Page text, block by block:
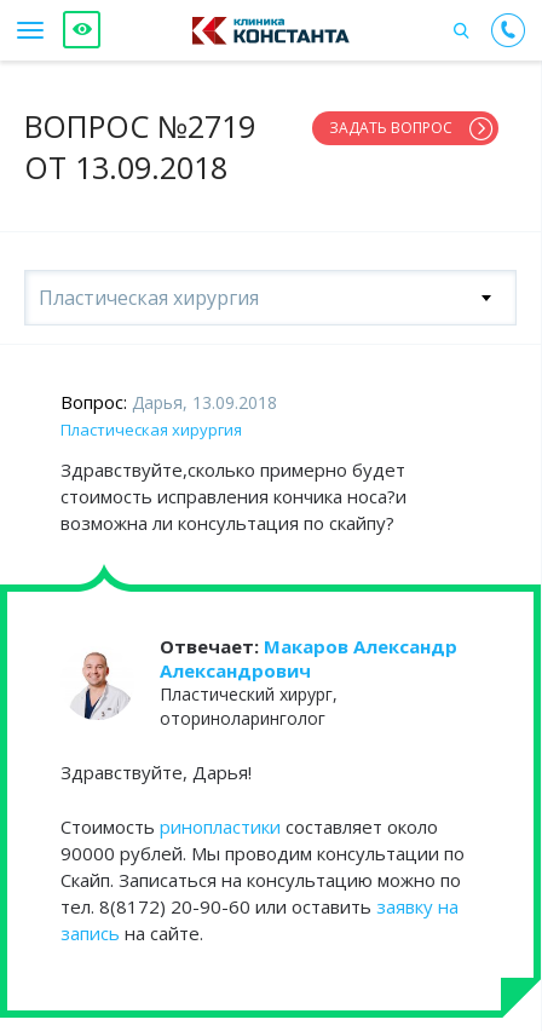
ВОПРОС №2719
ОТ 13.09.2018
ЗАДАТЬ ВОПРОС
Пластическая хирургия
Вопрос: Дарья, 13.09.2018
Пластическая хирургия
Здравствуйте,сколько примерно будет
стоимость исправления кончика носа?и
возможна ли консультация по скайпу?
Отвечает: Макаров Александр
Александрович
Пластический хирург,
оториноларинголог
Здравствуйте, Дарья!
Стоимость ринопластики составляет около
90000 рублей. Мы проводим консультации по
Скайп. Записаться на консультацию можно по
тел. 8(8172) 20-90-60 или оставить заявку на
запись на сайте.